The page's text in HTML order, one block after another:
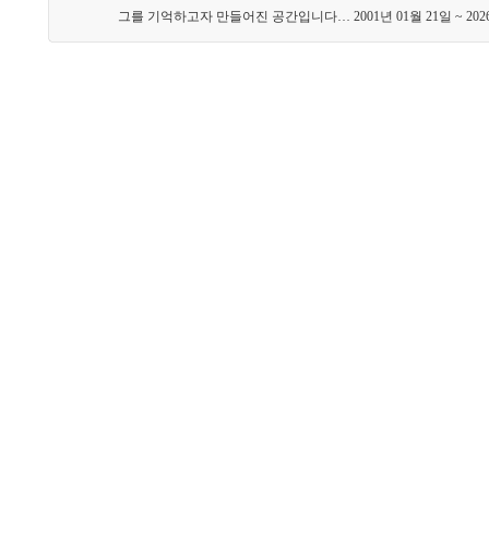
그를 기억하고자 만들어진 공간입니다… 2001년 01월 21일 ~